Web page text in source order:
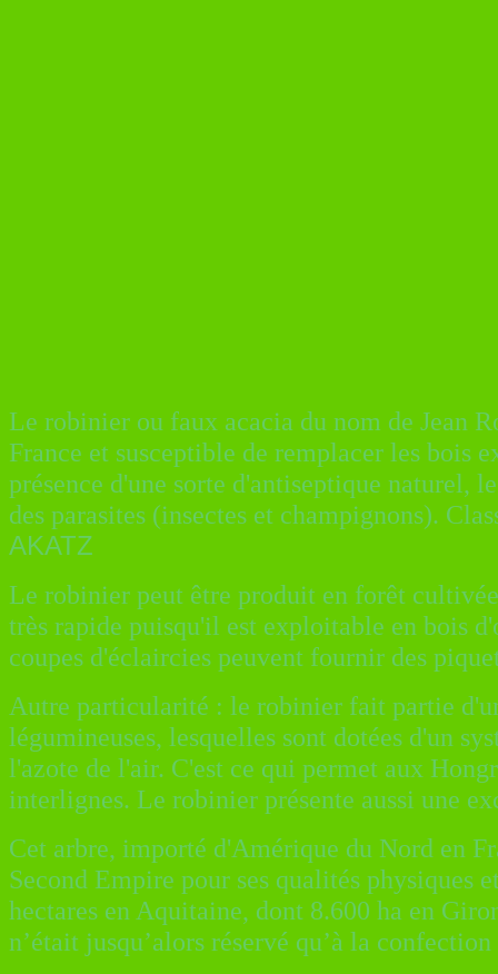
Le robinier ou faux acacia du nom de Jean
France et susceptible de remplacer les bois
présence d'une sorte d'antiseptique naturel,
des parasites (insectes et champignons).
AKATZ
Le robinier peut être produit en forêt
très rapide puisqu'il est exploitable en bois
coupes d'éclaircies peuvent fournir des
Autre particularité : le robinier fait partie
légumineuses, lesquelles sont dotées d'un
l'azote de l'air. C'est ce qui permet aux
interlignes. Le robinier présente aussi une
Cet arbre, importé d'Amérique du Nord en
Second Empire pour ses qualités physiques
hectares en Aquitaine, dont 8.600 ha en
n’était jusqu’alors réservé qu’à la